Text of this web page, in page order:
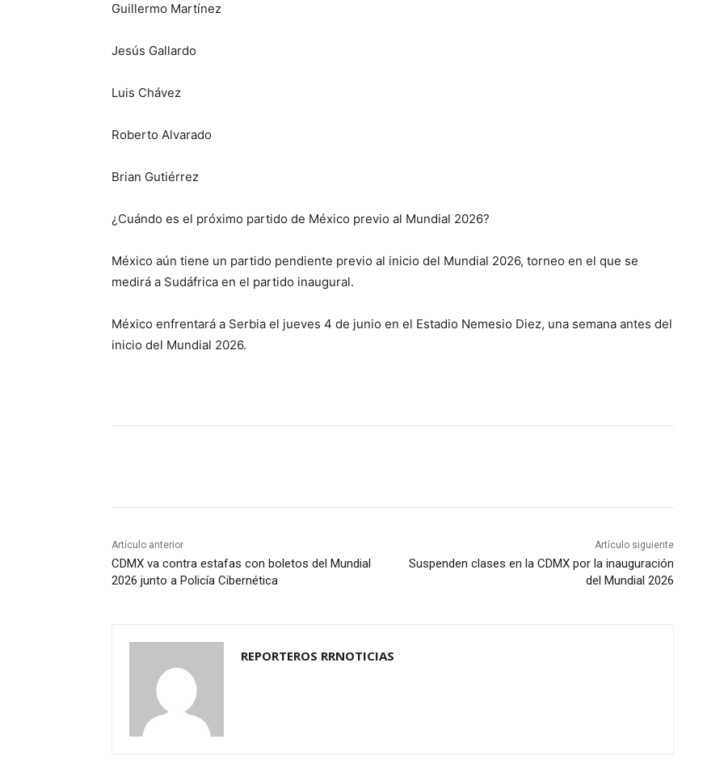
Guillermo Martínez
Jesús Gallardo
Luis Chávez
Roberto Alvarado
Brian Gutiérrez
¿Cuándo es el próximo partido de México previo al Mundial 2026?
México aún tiene un partido pendiente previo al inicio del Mundial 2026, torneo en el que se
medirá a Sudáfrica en el partido inaugural.
México enfrentará a Serbia el jueves 4 de junio en el Estadio Nemesio Diez, una semana antes del
inicio del Mundial 2026.
Artículo anterior
CDMX va contra estafas con boletos del Mundial
2026 junto a Policía Cibernética
Artículo siguiente
Suspenden clases en la CDMX por la inauguración
del Mundial 2026
REPORTEROS RRNOTICIAS